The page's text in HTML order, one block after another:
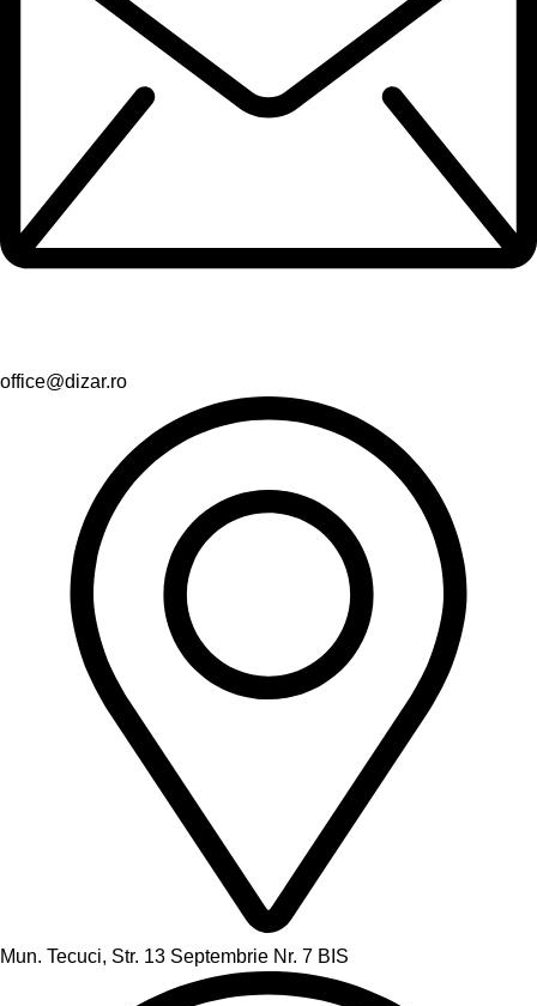
office@dizar.ro
Mun. Tecuci, Str. 13 Septembrie Nr. 7 BIS